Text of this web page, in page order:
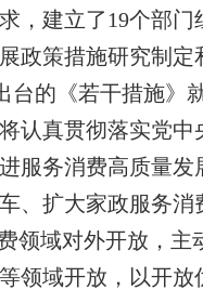
，建立了19个部
政策措施研究制
台的《若干措施》
认真贯彻落实党
服务消费高质量发
、扩大家政服务
领域对外开放，
领域开放，以开